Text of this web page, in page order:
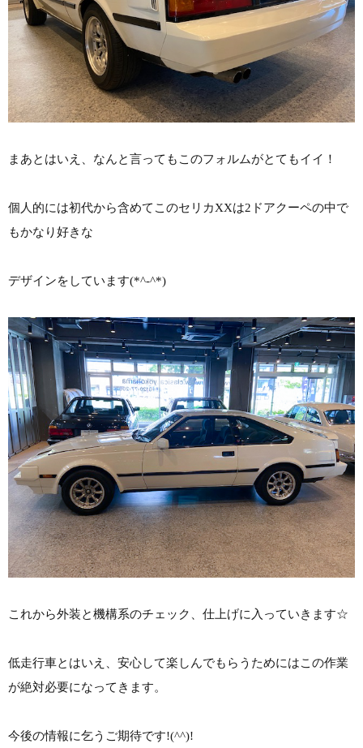
まあとはいえ、なんと言ってもこのフォルムがとてもイイ！
個人的には初代から含めてこのセリカXXは2ドアクーペの中で
もかなり好きな
デザインをしています(*^-^*)
これから外装と機構系のチェック、仕上げに入っていきます☆
低走行車とはいえ、安心して楽しんでもらうためにはこの作業
が絶対必要になってきます。
今後の情報に乞うご期待です!(^^)!